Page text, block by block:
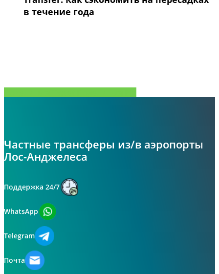
в течение года
Частные трансферы из/в аэропорты
Лос-Анджелеса
Поддержка 24/7
WhatsApp
Telegram
Почта